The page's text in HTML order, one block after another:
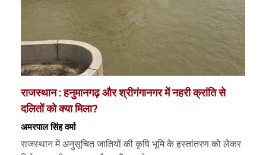
राजस्थान : हनुमानगढ़ और श्रीगंगानगर में नहरी क्रांति से
दलितों को क्या मिला?
अमरपाल सिंह वर्मा
राजस्थान में अनुसूचित जातियों की कृषि भूमि के हस्तांतरण को लेकर